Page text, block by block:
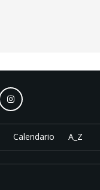
Calendario A_Z